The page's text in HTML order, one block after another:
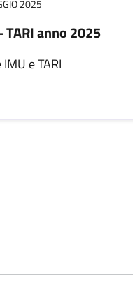
2025
TARI anno 2025
e TARI